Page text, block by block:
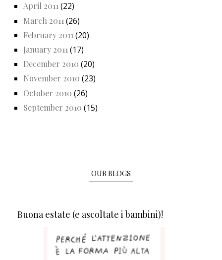
April 2011(22)
March 2011 (26)
February 2011 (20)
January 2011 (17)
December 2010 (20)
November 2010 (23)
October 2010 (26)
September 2010 (15)
OUR BLOGS
Buona estate (e ascoltate i bambini)!